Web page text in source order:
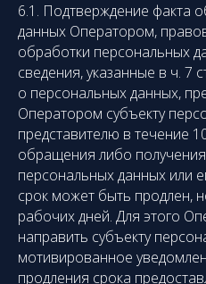
6.1. Подтверждение факта
данных Оператором,
обработки персональных
сведения, указанные в ч. 7
о персональных данных,
Оператором субъекту
представителю в течение
обращения либо
персональных данных или
срок может быть продлен,
рабочих дней. Для этого
направить субъекту
мотивированное
продления срока